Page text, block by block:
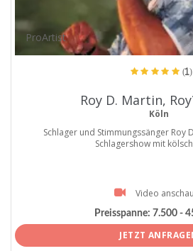
ProArtist
(1)
Roy D. Martin,
Köln
Schlager und Stimmungssänger Roy
Schlagershow mit
Video
Preisspanne: 7.500 -
JETZT